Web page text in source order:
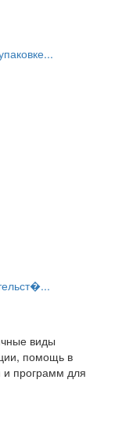
виды
помощь в
и программ для